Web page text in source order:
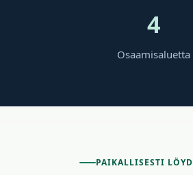
4
Osaamisaluetta
PAIKALLISESTI